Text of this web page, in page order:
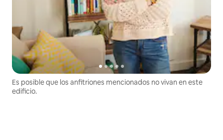
Es posible que los anfitriones mencionados no vivan en este
edificio.